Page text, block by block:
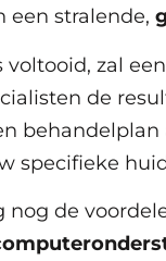
een stralende,
voltooid, zal
de
behandelplan
specifieke
nog de